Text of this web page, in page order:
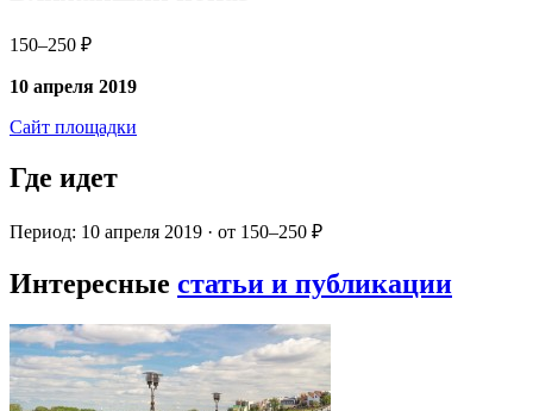
150–250 ₽
10 апреля 2019
Сайт площадки
Где идет
Период: 10 апреля 2019 · от 150–250 ₽
Интересные статьи и публикации